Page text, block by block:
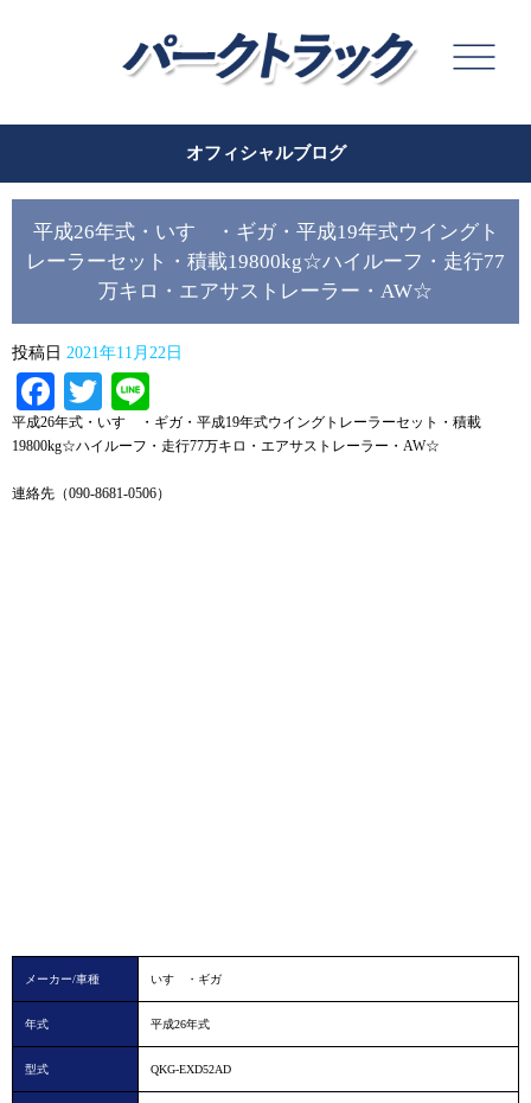
オフィシャルブログ
平成26年式・いすゞ・ギガ・平成19年式ウイングト
レーラーセット・積載19800kg☆ハイルーフ・走行77
万キロ・エアサストレーラー・AW☆
投稿日 2021年11月22日
Facebook
Twitter
平成26年式・いすゞ・ギガ・平成19年式ウイングトレーラーセット・積載
19800kg☆ハイルーフ・走行77万キロ・エアサストレーラー・AW☆
連絡先（090-8681-0506）
メーカー/車種 いすゞ・ギガ
年式 平成26年式
型式 QKG-EXD52AD